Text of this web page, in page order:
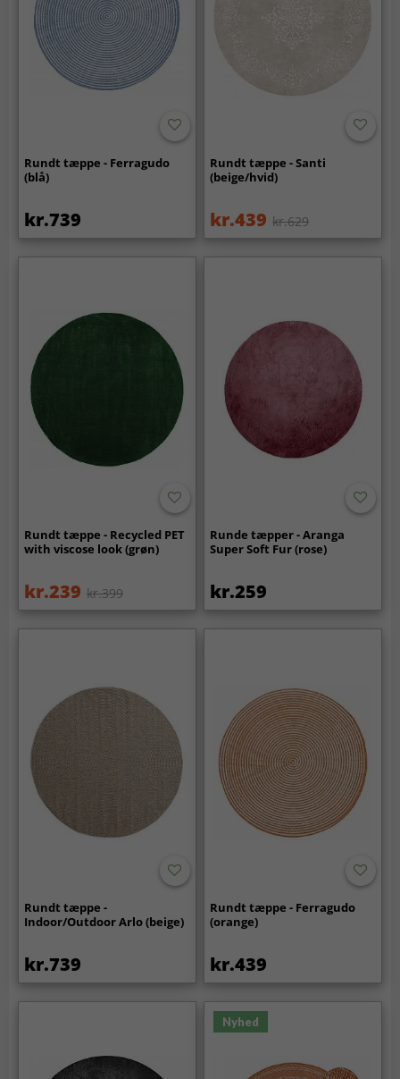
Rundt tæppe - Ferragudo
(blå)
kr.739
Rundt tæppe - Santi
(beige/hvid)
kr.439 kr.629
Rundt tæppe - Recycled PET
with viscose look (grøn)
kr.239 kr.399
Runde tæpper - Aranga
Super Soft Fur (rose)
kr.259
Rundt tæppe -
Indoor/Outdoor Arlo (beige)
kr.739
Rundt tæppe - Ferragudo
(orange)
kr.439
Nyhed